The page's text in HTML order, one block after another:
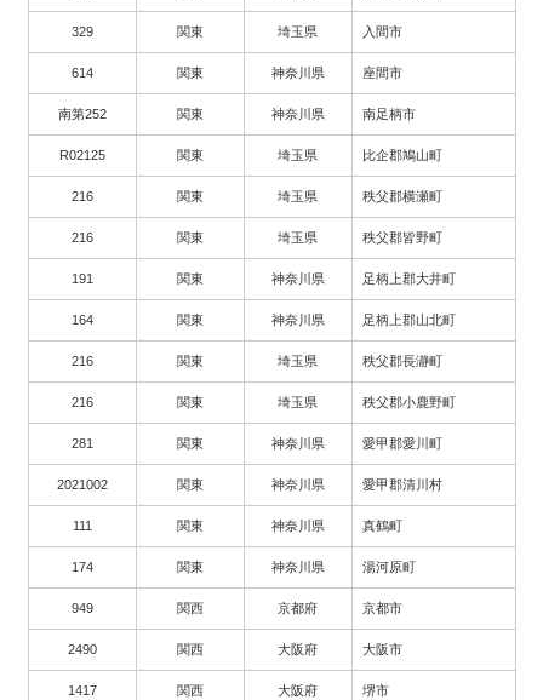
329 関東 埼玉県 入間市
614 関東 神奈川県 座間市
南第252 関東 神奈川県 南足柄市
R02125 関東 埼玉県 比企郡鳩山町
216 関東 埼玉県 秩父郡横瀬町
216 関東 埼玉県 秩父郡皆野町
191 関東 神奈川県 足柄上郡大井町
164 関東 神奈川県 足柄上郡山北町
216 関東 埼玉県 秩父郡長瀞町
216 関東 埼玉県 秩父郡小鹿野町
281 関東 神奈川県 愛甲郡愛川町
2021002 関東 神奈川県 愛甲郡清川村
111 関東 神奈川県 真鶴町
174 関東 神奈川県 湯河原町
949 関西 京都府 京都市
2490 関西 大阪府 大阪市
1417 関西 大阪府 堺市